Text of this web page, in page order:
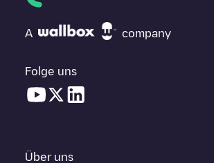
A company
Folge uns
Über uns